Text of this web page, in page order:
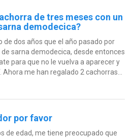
de tres meses con un
demodecica?
de dos años que el año pasado por
sarna demodecica, desde entonces
para que no le vuelva a aparecer y
me han regalado 2 cachorras...
por favor
de edad, me tiene preocupado que